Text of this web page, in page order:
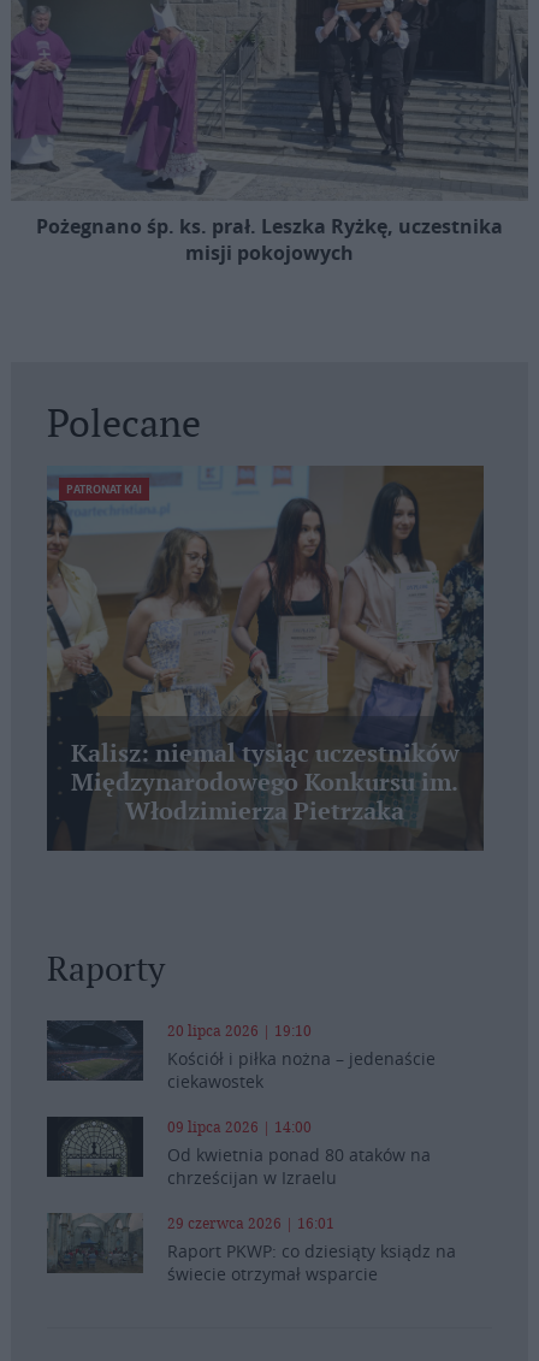
Pożegnano śp. ks. prał. Leszka Ryżkę, uczestnika
misji pokojowych
Polecane
PATRONAT KAI
Kalisz: niemal tysiąc uczestników
Międzynarodowego Konkursu im.
Włodzimierza Pietrzaka
Raporty
20 lipca 2026 | 19:10
Kościół i piłka nożna – jedenaście
ciekawostek
09 lipca 2026 | 14:00
Od kwietnia ponad 80 ataków na
chrześcijan w Izraelu
29 czerwca 2026 | 16:01
Raport PKWP: co dziesiąty ksiądz na
świecie otrzymał wsparcie